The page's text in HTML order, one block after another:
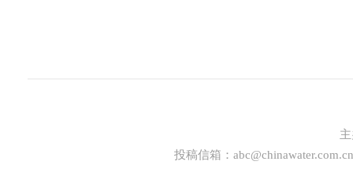
投稿信箱： abc@chinawater.com.cn